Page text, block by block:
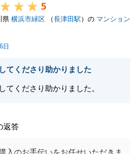
しくお願い申し上げます。
5
県 横浜市緑区 （長津田駅）の マンション
日
てくださり助かりました
てくださり助かりました。
返答
入のお手伝いをお任せいただきま